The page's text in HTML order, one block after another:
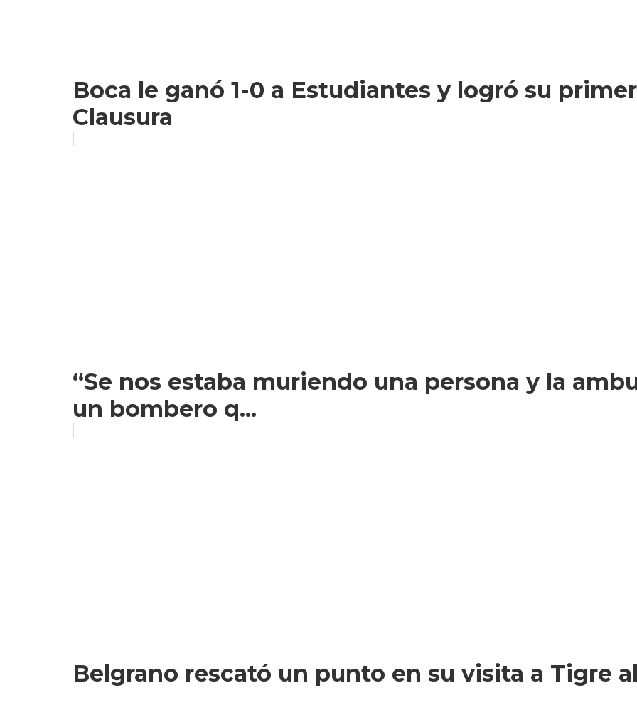
Boca le ganó 1-0 a Estudiantes y logró su
Clausura
“Se nos estaba muriendo una persona y la
un bombero q...
Belgrano rescató un punto en su visita a Tigre